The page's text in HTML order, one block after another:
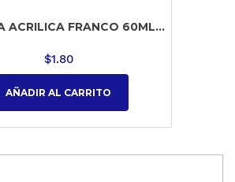
ACRILICA FRANCO 60ML...
$1.80
AÑADIR AL CARRITO